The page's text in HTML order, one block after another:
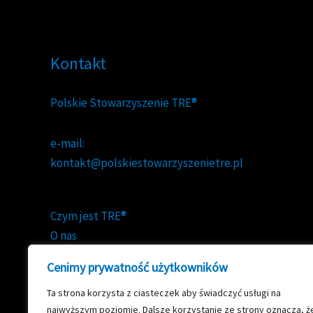
Cenimy prywatność użytkowników
Ta strona korzysta z ciasteczek aby świadczyć usługi na
najwyższym poziomie. Dalsze korzystanie ze strony oznacza,
Kontakt
Polskie Stowarzyszenie TRE®
e-mail:
kontakt@polskiestowarzyszenietre.pl
Czym jest TRE®
O nas